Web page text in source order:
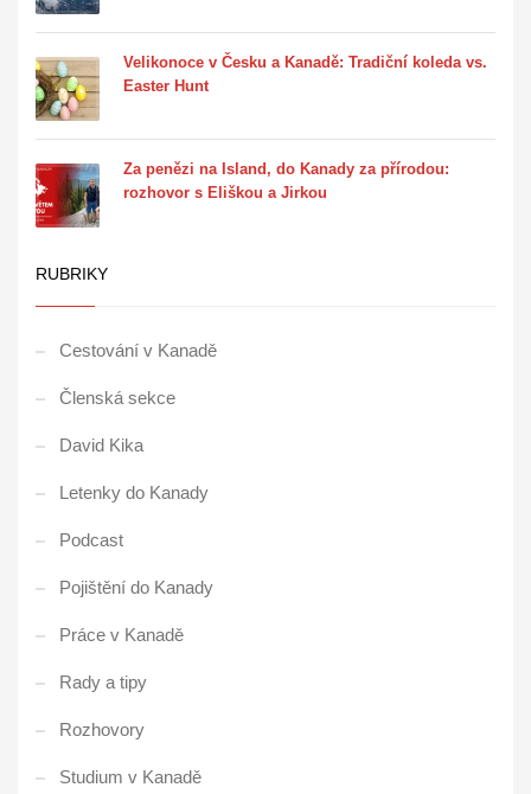
Velikonoce v Česku a Kanadě: Tradiční koleda vs.
Easter Hunt
Za penězi na Island, do Kanady za přírodou:
rozhovor s Eliškou a Jirkou
RUBRIKY
Cestování v Kanadě
Členská sekce
David Kika
Letenky do Kanady
Podcast
Pojištění do Kanady
Práce v Kanadě
Rady a tipy
Rozhovory
Studium v Kanadě